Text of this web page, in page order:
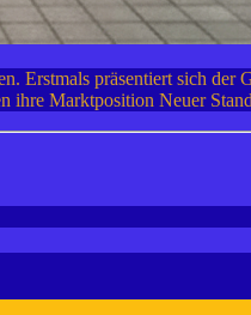
Erstmals präsentiert sich
ihre Marktposition Neuer